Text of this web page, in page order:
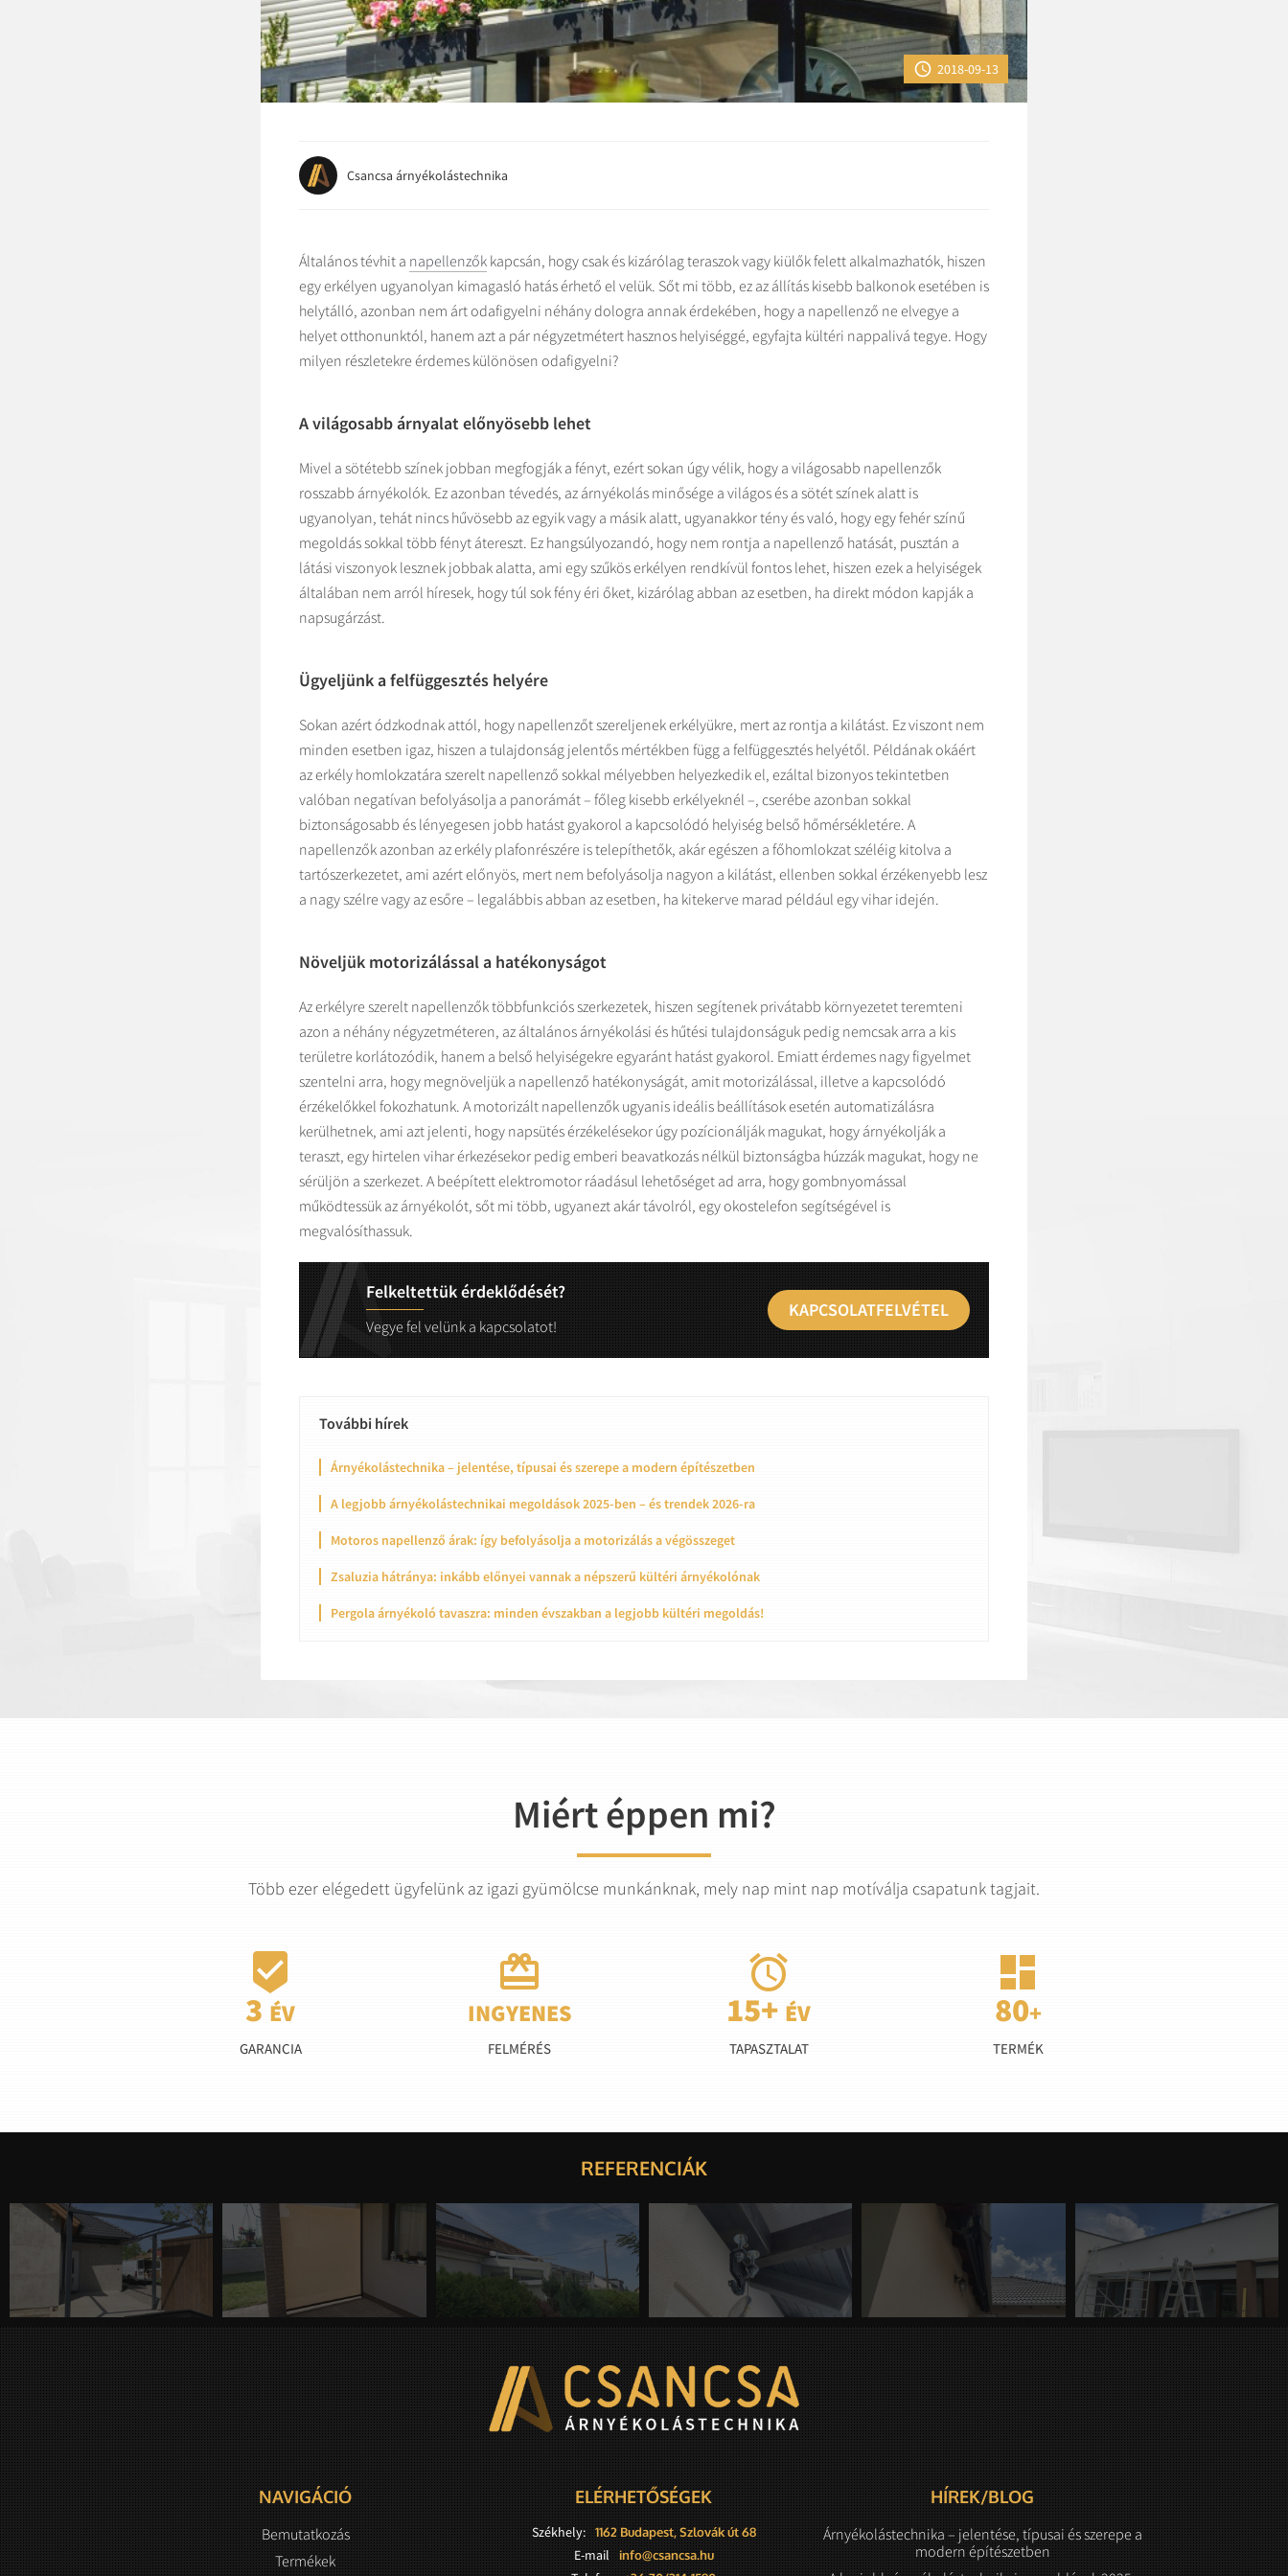
 2018-09-13
Csancsa árnyékolástechnika
Általános tévhit a napellenzők kapcsán, hogy csak és kizárólag teraszok vagy kiülők felett alkalmazhatók, hiszen
egy erkélyen ugyanolyan kimagasló hatás érhető el velük. Sőt mi több, ez az állítás kisebb balkonok esetében is
helytálló, azonban nem árt odafigyelni néhány dologra annak érdekében, hogy a napellenző ne elvegye a
helyet otthonunktól, hanem azt a pár négyzetmétert hasznos helyiséggé, egyfajta kültéri nappalivá tegye. Hogy
milyen részletekre érdemes különösen odafigyelni?
A világosabb árnyalat előnyösebb lehet
Mivel a sötétebb színek jobban megfogják a fényt, ezért sokan úgy vélik, hogy a világosabb napellenzők
rosszabb árnyékolók. Ez azonban tévedés, az árnyékolás minősége a világos és a sötét színek alatt is
ugyanolyan, tehát nincs hűvösebb az egyik vagy a másik alatt, ugyanakkor tény és való, hogy egy fehér színű
megoldás sokkal több fényt átereszt. Ez hangsúlyozandó, hogy nem rontja a napellenző hatását, pusztán a
látási viszonyok lesznek jobbak alatta, ami egy szűkös erkélyen rendkívül fontos lehet, hiszen ezek a helyiségek
általában nem arról híresek, hogy túl sok fény éri őket, kizárólag abban az esetben, ha direkt módon kapják a
napsugárzást.
Ügyeljünk a felfüggesztés helyére
Sokan azért ódzkodnak attól, hogy napellenzőt szereljenek erkélyükre, mert az rontja a kilátást. Ez viszont nem
minden esetben igaz, hiszen a tulajdonság jelentős mértékben függ a felfüggesztés helyétől. Példának okáért
az erkély homlokzatára szerelt napellenző sokkal mélyebben helyezkedik el, ezáltal bizonyos tekintetben
valóban negatívan befolyásolja a panorámát – főleg kisebb erkélyeknél –, cserébe azonban sokkal
biztonságosabb és lényegesen jobb hatást gyakorol a kapcsolódó helyiség belső hőmérsékletére. A
napellenzők azonban az erkély plafonrészére is telepíthetők, akár egészen a főhomlokzat széléig kitolva a
tartószerkezetet, ami azért előnyös, mert nem befolyásolja nagyon a kilátást, ellenben sokkal érzékenyebb lesz
a nagy szélre vagy az esőre – legalábbis abban az esetben, ha kitekerve marad például egy vihar idején.
Növeljük motorizálással a hatékonyságot
Az erkélyre szerelt napellenzők többfunkciós szerkezetek, hiszen segítenek privátabb környezetet teremteni
azon a néhány négyzetméteren, az általános árnyékolási és hűtési tulajdonságuk pedig nemcsak arra a kis
területre korlátozódik, hanem a belső helyiségekre egyaránt hatást gyakorol. Emiatt érdemes nagy figyelmet
szentelni arra, hogy megnöveljük a napellenző hatékonyságát, amit motorizálással, illetve a kapcsolódó
érzékelőkkel fokozhatunk. A motorizált napellenzők ugyanis ideális beállítások esetén automatizálásra
kerülhetnek, ami azt jelenti, hogy napsütés érzékelésekor úgy pozícionálják magukat, hogy árnyékolják a
teraszt, egy hirtelen vihar érkezésekor pedig emberi beavatkozás nélkül biztonságba húzzák magukat, hogy ne
sérüljön a szerkezet. A beépített elektromotor ráadásul lehetőséget ad arra, hogy gombnyomással
működtessük az árnyékolót, sőt mi több, ugyanezt akár távolról, egy okostelefon segítségével is
megvalósíthassuk.
Felkeltettük érdeklődését?
Vegye fel velünk a kapcsolatot!
KAPCSOLATFELVÉTEL
További hírek
Árnyékolástechnika – jelentése, típusai és szerepe a modern építészetben
A legjobb árnyékolástechnikai megoldások 2025-ben – és trendek 2026-ra
Motoros napellenző árak: így befolyásolja a motorizálás a végösszeget
Zsaluzia hátránya: inkább előnyei vannak a népszerű kültéri árnyékolónak
Pergola árnyékoló tavaszra: minden évszakban a legjobb kültéri megoldás!
Miért éppen mi?
Több ezer elégedett ügyfelünk az igazi gyümölcse munkánknak, mely nap mint nap motíválja csapatunk tagjait.

GARANCIA

FELMÉRÉS

TAPASZTALAT

TERMÉK
REFERENCIÁK
NAVIGÁCIÓ
Bemutatkozás
Termékek
ELÉRHETŐSÉGEK
Székhely: 1162 Budapest, Szlovák út 68
E-mail info@csancsa.hu
HÍREK/BLOG
Árnyékolástechnika – jelentése, típusai és szerepe a
modern építészetben